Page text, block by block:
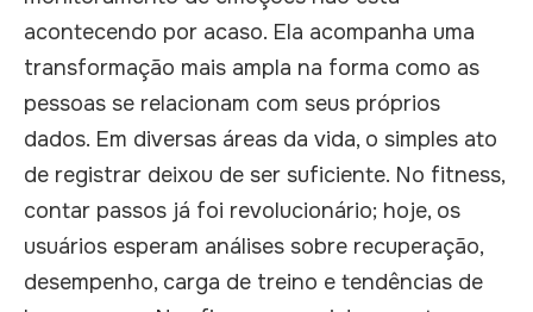
acontecendo por acaso. Ela acompanha uma
transformação mais ampla na forma como as
pessoas se relacionam com seus próprios
dados. Em diversas áreas da vida, o simples ato
de registrar deixou de ser suficiente. No fitness,
contar passos já foi revolucionário; hoje, os
usuários esperam análises sobre recuperação,
desempenho, carga de treino e tendências de